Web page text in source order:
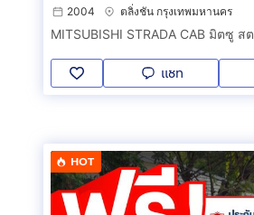
2004
ตลิ่งชัน กรุงเทพมหานคร
แชท
HOT